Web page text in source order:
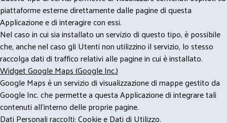
piattaforme esterne direttamente dalle pagine di questa
Applicazione e di interagire con essi.
Nel caso in cui sia installato un servizio di questo tipo, è possibile
che, anche nel caso gli Utenti non utilizzino il servizio, lo stesso
raccolga dati di traffico relativi alle pagine in cui è installato.
Widget Google Maps (Google Inc.)
Google Maps è un servizio di visualizzazione di mappe gestito da
Google Inc. che permette a questa Applicazione di integrare tali
contenuti all'interno delle proprie pagine.
Dati Personali raccolti: Cookie e Dati di Utilizzo.